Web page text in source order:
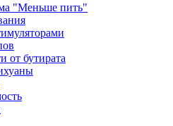
"Меньше пить"
от бутирата